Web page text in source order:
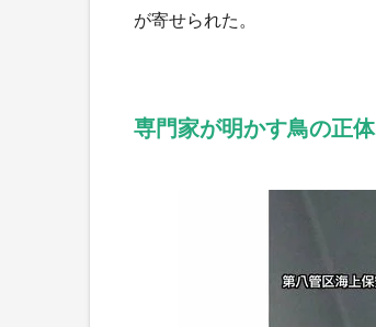
が寄せられた。
専門家が明かす鳥の正体